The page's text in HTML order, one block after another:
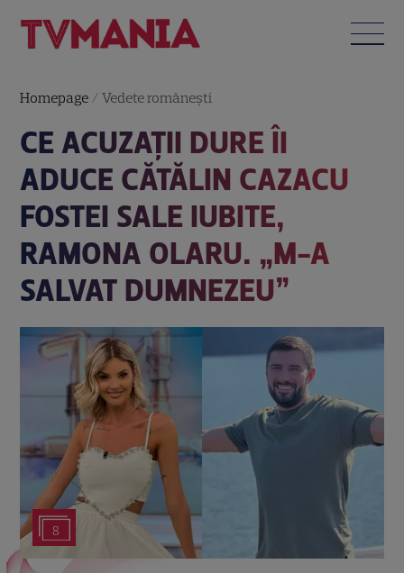
Homepage /Vedete româneşti
CE ACUZAȚII DURE ÎI
ADUCE CĂTĂLIN CAZACU
FOSTEI SALE IUBITE,
RAMONA OLARU. „M-A
SALVAT DUMNEZEU”
8